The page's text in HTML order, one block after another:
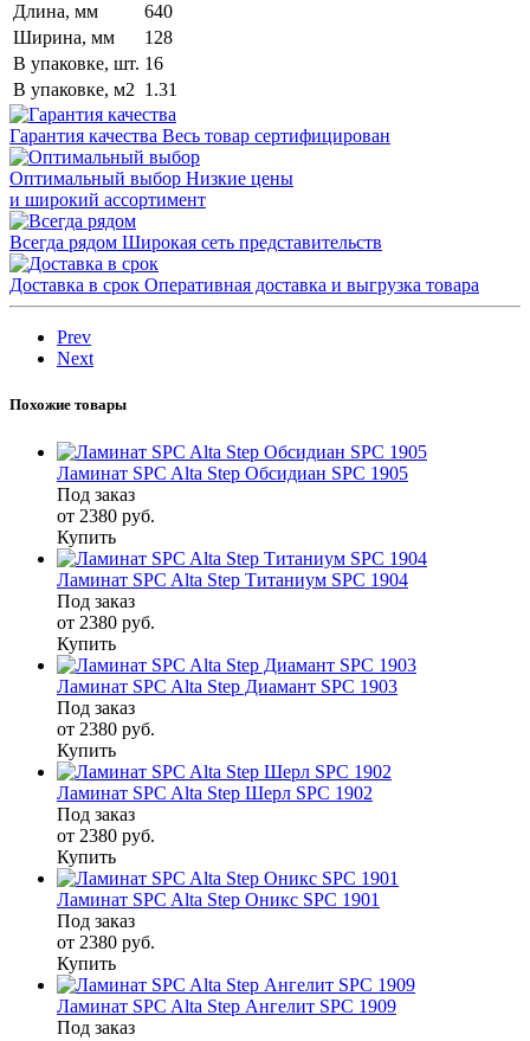
Длина, мм
640
Ширина, мм
128
В упаковке, шт. 16
В упаковке, м2 1.31
Гарантия качества Весь товар сертифицирован
Оптимальный выбор Низкие цены
и широкий ассортимент
Всегда рядом Широкая сеть представительств
Доставка в срок Оперативная доставка и выгрузка товара
Prev
Next
Похожие товары
Ламинат SPC Alta Step Обсидиан SPC 1905
Под заказ
от 2380 руб.
Купить
Ламинат SPC Alta Step Титаниум SPC 1904
Под заказ
от 2380 руб.
Купить
Ламинат SPC Alta Step Диамант SPC 1903
Под заказ
от 2380 руб.
Купить
Ламинат SPC Alta Step Шерл SPC 1902
Под заказ
от 2380 руб.
Купить
Ламинат SPC Alta Step Оникс SPC 1901
Под заказ
от 2380 руб.
Купить
Ламинат SPC Alta Step Ангелит SPC 1909
Под заказ